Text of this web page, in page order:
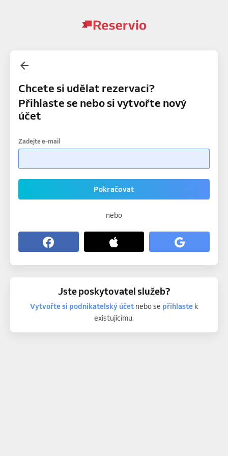
Chcete si udělat rezervaci?
Přihlaste se nebo si vytvořte nový
účet
Zadejte e-mail
Pokračovat
nebo
Jste poskytovatel služeb?
Vytvořte si podnikatelský účetnebo se přihlastek
existujícímu.